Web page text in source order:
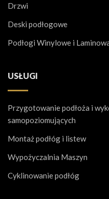
Drzwi
Deski podłogowe
Podłogi Winylowe i
USŁUGI
Przygotowanie podłoża i
samopoziomujących
Montaż podłóg i listew
Wypożyczalnia Maszyn
Cyklinowanie podłóg